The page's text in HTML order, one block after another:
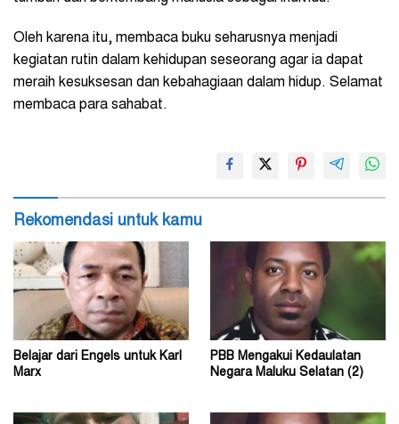
Oleh karena itu, membaca buku seharusnya menjadi
kegiatan rutin dalam kehidupan seseorang agar ia dapat
meraih kesuksesan dan kebahagiaan dalam hidup. Selamat
membaca para sahabat.
Rekomendasi untuk kamu
Belajar dari Engels untuk Karl
Marx
PBB Mengakui Kedaulatan
Negara Maluku Selatan (2)